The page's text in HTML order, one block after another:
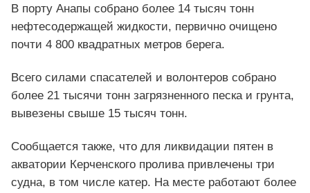
В порту Анапы собрано более 14 тысяч тонн
нефтесодержащей жидкости, первично очищено
почти 4 800 квадратных метров берега.
Всего силами спасателей и волонтеров собрано
более 21 тысячи тонн загрязненного песка и грунта,
вывезены свыше 15 тысяч тонн.
Сообщается также, что для ликвидации пятен в
акватории Керченского пролива привлечены три
судна, в том числе катер. На месте работают более